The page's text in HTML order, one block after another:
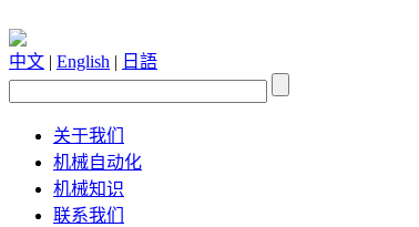
中文 | English | 日語
关于我们
机械自动化
机械知识
联系我们